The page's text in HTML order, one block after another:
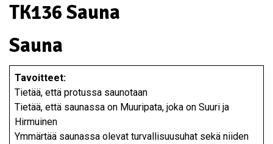
TK136 Sauna
Sauna
Tavoitteet:
Tietää, että protussa saunotaan
Tietää, että saunassa on Muuripata, joka on Suuri ja
Hirmuinen
Ymmärtää saunassa olevat turvallisuusuhat sekä niiden